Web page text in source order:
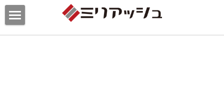
私たちについて